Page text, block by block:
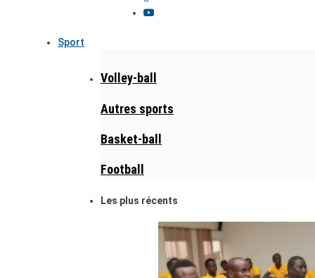
Sport
Volley-ball
Autres sports
Basket-ball
Football
Les plus récents